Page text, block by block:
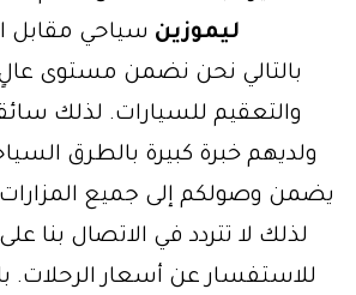
ليموزين سياحي مقابل
بالتالي نحن نضمن مستوى
والتعقيم للسيارات. لذلك
ولديهم خبرة كبيرة بالطرق
يضمن وصولكم إلى جميع
لذلك لا تتردد في الاتصال بنا على
للاستفسار عن أسعار الرحلات.